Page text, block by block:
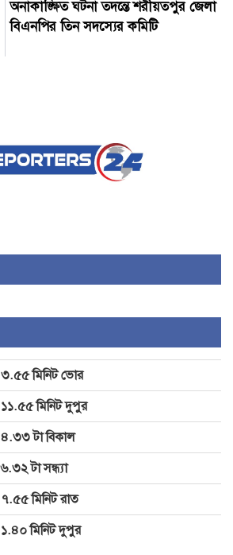
অনাকাঙ্ক্ষিত ঘটনা তদন্তে শরীয়তপুর জেলা
বিএনপির তিন সদস্যের কমিটি
চলতি মাসে ফের টানা চার দিনের ছুটির
সুযোগ
অভাবই বিচার বিভাগের বড় সংকট:
পরিবর্তন হচ্ছে র‌্যাবের নাম, খসড়া আইন
শেখ হাসিনার ফেরার আর কোনো সুযোগ
নেই: পানিসম্পদ মন্ত্রী
৩.৫৫ মিনিট ভোর
১১.৫৫ মিনিট দুপুর
৪.৩৩ টা বিকাল
৬.৩২ টা সন্ধ্যা
৭.৫৫ মিনিট রাত
১.৪০ মিনিট দুপুর